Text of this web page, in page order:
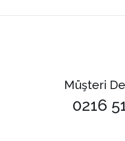
Müşteri
0216